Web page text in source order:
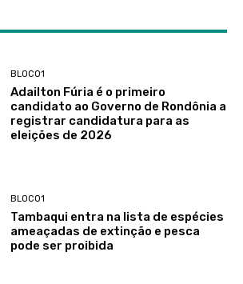
BLOCO1
Adailton Fúria é o primeiro
candidato ao Governo de Rondônia a
registrar candidatura para as
eleições de 2026
BLOCO1
Tambaqui entra na lista de espécies
ameaçadas de extinção e pesca
pode ser proibida